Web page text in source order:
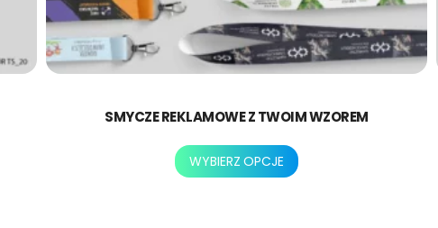
SMYCZE REKLAMOWE Z TWOIM WZOREM
WYBIERZ OPCJE
Ten